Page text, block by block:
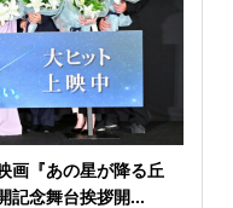
画『あの星が降る丘
記念舞台挨拶開...